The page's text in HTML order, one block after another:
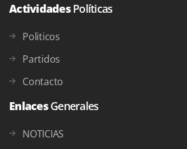
ActividadesPolíticas
Politicos
Partidos
Contacto
EnlacesGenerales
NOTICIAS